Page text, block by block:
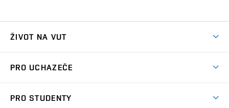
ŽIVOT NA VUT
Koleje
PRO UCHAZEČE
PRO STUDENTY